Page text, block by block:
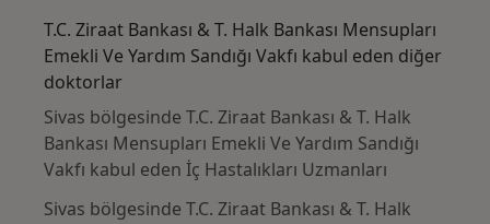
T.C. Ziraat Bankası & T. Halk Bankası Mensupları
Emekli Ve Yardım Sandığı Vakfı kabul eden diğer
doktorlar
Sivas bölgesinde T.C. Ziraat Bankası & T. Halk
Bankası Mensupları Emekli Ve Yardım Sandığı
Vakfı kabul eden İç Hastalıkları Uzmanları
Sivas bölgesinde T.C. Ziraat Bankası & T. Halk